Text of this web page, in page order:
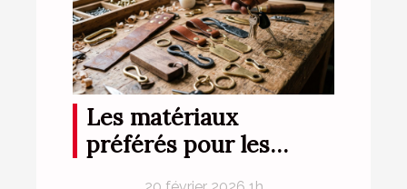
Les matériaux
préférés pour les